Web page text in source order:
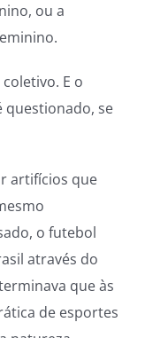
ou a
E o
questionado, se
artifícios que
o futebol
através do
que às
de esportes